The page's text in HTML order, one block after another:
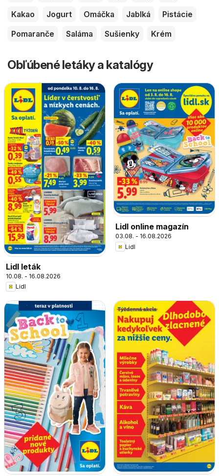
Kakao
Jogurt Omáčka Jablká
Pistácie
Pomaranče
Saláma Sušienky Krém
Obľúbené letáky a katalógy
Lidl leták
10.08. - 16.08.2026
Lidl
Lidl online magazín
03.08. - 16.08.2026
Lidl